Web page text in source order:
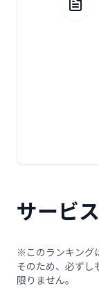
サービ
※このランキング
そのため、必ずし
限りません。